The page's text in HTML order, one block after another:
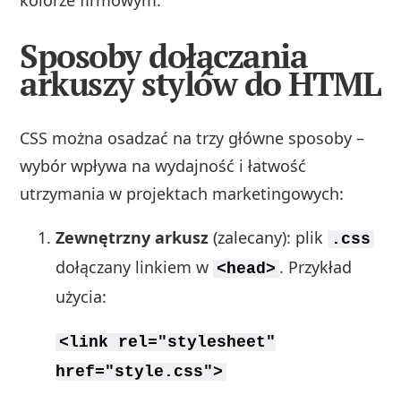
Sposoby dołączania
arkuszy stylów do HTML
CSS można osadzać na trzy główne sposoby –
wybór wpływa na wydajność i łatwość
utrzymania w projektach marketingowych:
Zewnętrzny arkusz (zalecany): plik .css
dołączany linkiem w <head> . Przykład
użycia:
<link rel="stylesheet"
href="style.css">